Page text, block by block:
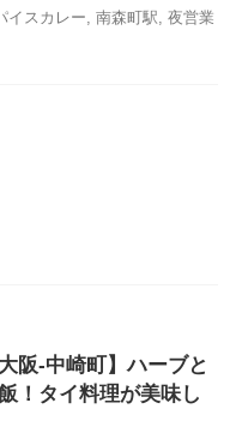
イスカレー, 南森町駅, 夜営業
阪-中崎町】ハーブと
！タイ料理が美味し